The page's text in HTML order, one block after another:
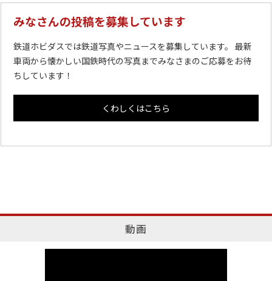
みなさんの投稿を募集しています
鉄道ホビダスでは鉄道写真やニュースを募集しています。 最新
車両から懐かしい国鉄時代の写真までみなさまのご応募をお待
ちしています！
くわしくはこちら
動画